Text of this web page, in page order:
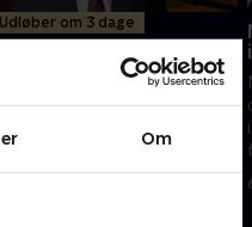
Om
Udløber om 3 dage
Fogh vil skabe alliance
statsminister Anders
klub af demokratiske
som kan sige Trump